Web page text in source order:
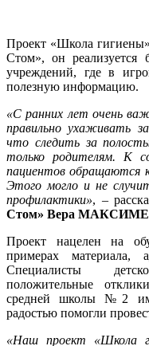
Проект «Школа
Стом», он реализуется
учреждений, где в
полезную информацию.
«С ранних лет очень
правильно ухаживать
что следить за
только родителям. К
пациентов обращаются
Этого могло и не
профилактики», –
Стом» Вера
Проект нацелен на
примерах материала,
Специалисты
положительные
средней школы №2
радостью помогли
«Наш проект «Школа